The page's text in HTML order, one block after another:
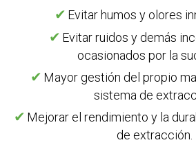
Evitar humos y olores
Evitar ruidos y demás
ocasionados por la
Mayor gestión del propio
sistema de
Mejorar el rendimiento y la
de extracción.